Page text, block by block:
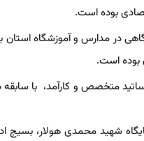
بوده است.
است.
متخصص و کارآمد، با
شهید محمدی هولار، بسیج